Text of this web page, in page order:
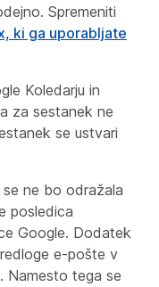
Spremeniti
ki ga uporabljate
Koledarju in
za sestanek ne
se ustvari
ne bo odražala
posledica
Google. Dodatek
e-pošte v
Namesto tega se